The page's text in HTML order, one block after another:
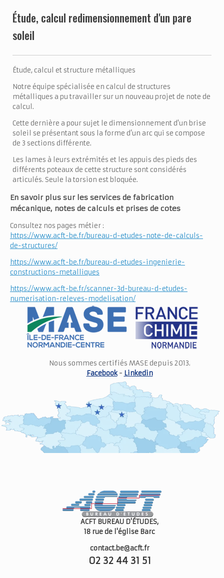
Étude, calcul redimensionnement d'un pare
soleil
Étude, calcul et structure métalliques
Notre équipe spécialisée en calcul de structures
métalliques a pu travailler sur un nouveau projet de note de
calcul.
Cette dernière a pour sujet le dimensionnement d'un brise
soleil se présentant sous la forme d’un arc qui se compose
de 3 sections différente.
Les lames à leurs extrémités et les appuis des pieds des
différents poteaux de cette structure sont considérés
articulés. Seule la torsion est bloquée.
En savoir plus sur les services de fabrication
mécanique, notes de calculs et prises de cotes
Consultez nos pages métier :
https://www.acft-be.fr/bureau-d-etudes-note-de-calculs-
de-structures/
https://www.acft-be.fr/bureau-d-etudes-ingenierie-
constructions-metalliques
https://www.acft-be.fr/scanner-3d-bureau-d-etudes-
numerisation-releves-modelisation/
Nous sommes certifiés MASE depuis 2013.
Facebook- Linkedin
ACFT BUREAU D'ÉTUDES,
18 rue de l'église Barc
contact.be@acft.fr
02 32 44 31 51